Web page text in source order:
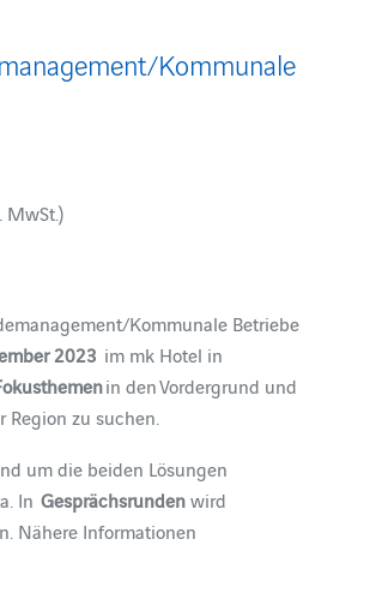
Kommunale
(zzgl. MwSt.)
Kommunale Betriebe
2023 im mk Hotel in
in den Vordergrund und
zu suchen.
um die beiden Lösungen
In Gesprächsrundenwird
Nähere Informationen